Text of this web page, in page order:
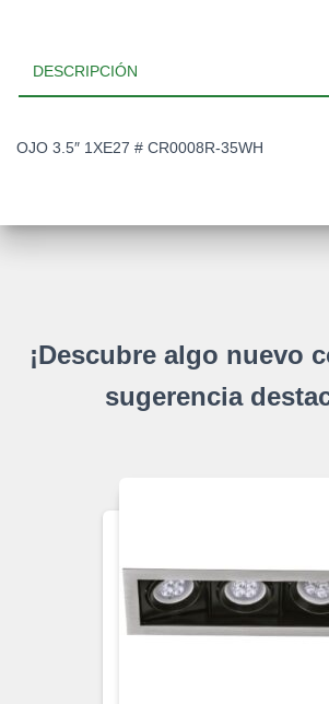
DESCRIPCIÓN
OJO 3.5″ 1XE27 # CR0008R-35WH
¡Descubre algo nuevo
sugerencia